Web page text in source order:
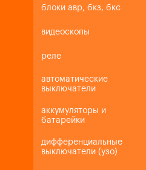
блоки авр, бкз, бкс
видеоскопы
реле
автоматические
выключатели
аккумуляторы и
батарейки
дифференциальные
выключатели (узо)